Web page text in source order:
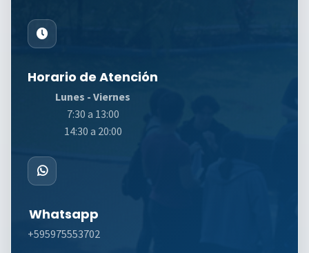
Horario de Atención
Lunes - Viernes
7:30 a 13:00
14:30 a 20:00
Whatsapp
+595975553702